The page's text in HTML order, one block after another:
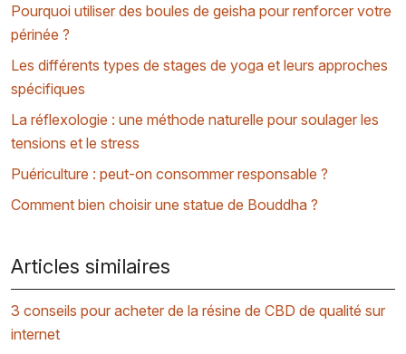
Pourquoi utiliser des boules de geisha pour renforcer votre
périnée ?
Les différents types de stages de yoga et leurs approches
spécifiques
La réflexologie : une méthode naturelle pour soulager les
tensions et le stress
Puériculture : peut-on consommer responsable ?
Comment bien choisir une statue de Bouddha ?
Articles similaires
3 conseils pour acheter de la résine de CBD de qualité sur
internet